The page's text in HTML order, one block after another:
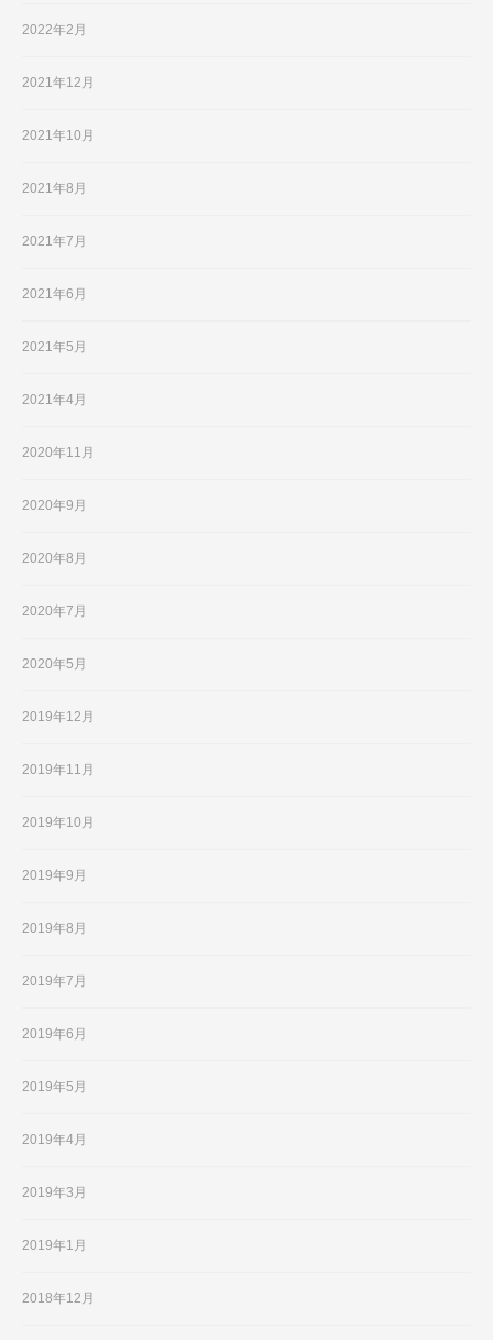
2022年2月
2021年12月
2021年10月
2021年8月
2021年7月
2021年6月
2021年5月
2021年4月
2020年11月
2020年9月
2020年8月
2020年7月
2020年5月
2019年12月
2019年11月
2019年10月
2019年9月
2019年8月
2019年7月
2019年6月
2019年5月
2019年4月
2019年3月
2019年1月
2018年12月